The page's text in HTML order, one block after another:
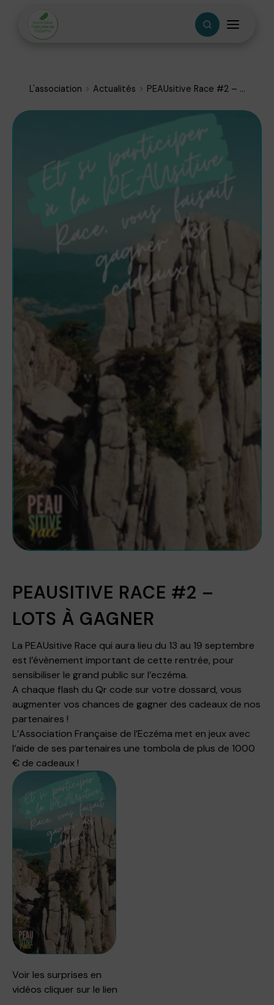
L'association Actualités PEAUsitive Race #2 – ...
PEAUSITIVE RACE #2 –
LOTS À GAGNER
La PEAUsitive Race qui aura lieu du 13 au 19 septembre
est l’évènement important de cette rentrée, pour
sensibiliser le grand public sur l’eczéma.
A chaque flash du Qr code sur votre dossard, vous
augmenter vos chances de gagner des cadeaux de nos
partenaires !
L’Association Française de l’Eczéma met en jeux avec
l’aide de ses partenaires une tombola de plus de 1000
€ de cadeaux !
Voir les surprises en
vidéos cliquer sur le lien